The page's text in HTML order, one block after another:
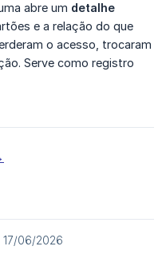
abre um detalhe
e a relação do que
o acesso, trocaram
Serve como registro
17/06/2026